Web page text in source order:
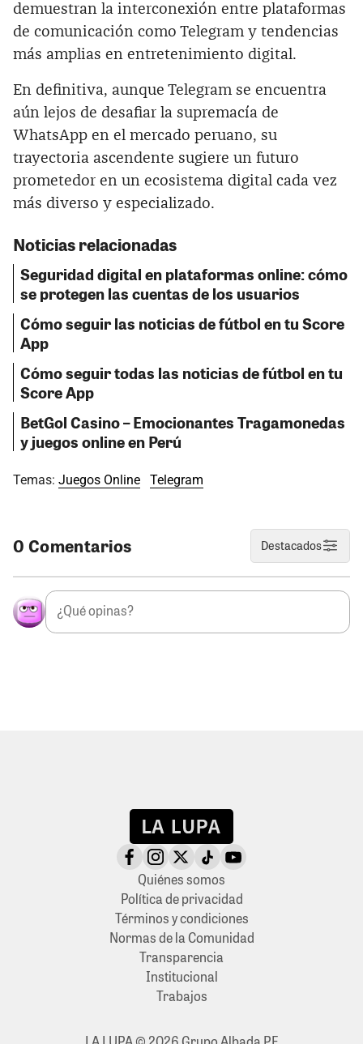
demuestran la interconexión entre plataformas
de comunicación como Telegram y tendencias
más amplias en entretenimiento digital.
En definitiva, aunque Telegram se encuentra
aún lejos de desafiar la supremacía de
WhatsApp en el mercado peruano, su
trayectoria ascendente sugiere un futuro
prometedor en un ecosistema digital cada vez
más diverso y especializado.
Noticias relacionadas
Seguridad digital en plataformas online: cómo
se protegen las cuentas de los usuarios
Cómo seguir las noticias de fútbol en tu Score
App
Cómo seguir todas las noticias de fútbol en tu
Score App
BetGol Casino – Emocionantes Tragamonedas
y juegos online en Perú
Temas: Juegos Online Telegram
0 Comentarios Destacados
Quiénes somos
Política de privacidad
Términos y condiciones
Normas de la Comunidad
Transparencia
Institucional
Trabajos